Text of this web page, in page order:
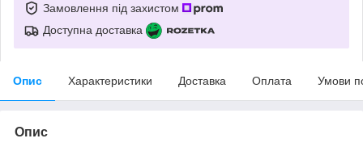
Замовлення під захистом
Доступна доставка
Опис Характеристики Доставка Оплата Умови
Опис